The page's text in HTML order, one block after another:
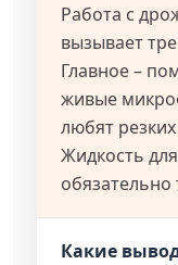
Работа с
вызывает
Главное –
живые
любят
Жидкость
обязательно
Какие